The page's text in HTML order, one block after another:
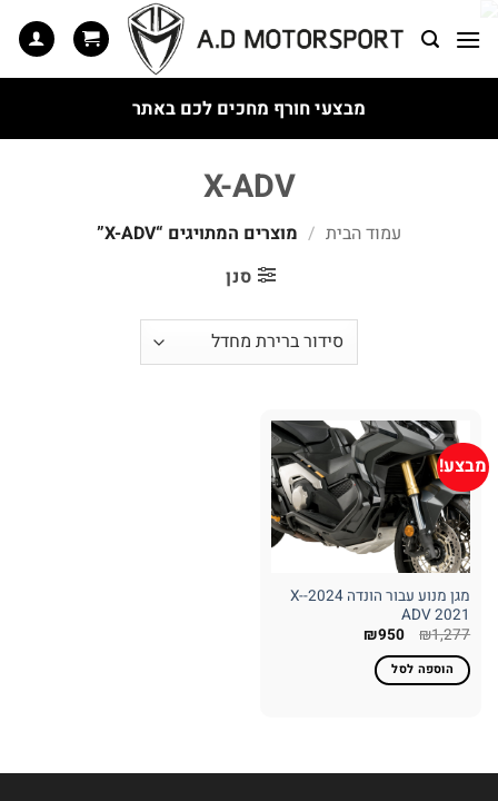
מבצעי חורף מחכים לכם באתר
X-ADV
עמוד הבית / מוצרים המתויגים “X-ADV”
סנן
מבצע!
מגן מנוע עבור הונדה 2024-X-
ADV 2021
₪1,277 המחיר
היה:
₪1,277.
₪950 המחיר
הוספה לסל